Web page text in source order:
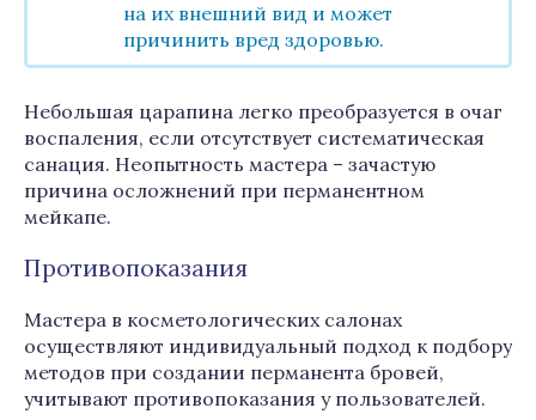
на их внешний вид и может
причинить вред здоровью.
Небольшая царапина легко преобразуется в очаг
воспаления, если отсутствует систематическая
санация. Неопытность мастера – зачастую
причина осложнений при перманентном
мейкапе.
Противопоказания
Мастера в косметологических салонах
осуществляют индивидуальный подход к подбору
методов при создании перманента бровей,
учитывают противопоказания у пользователей.